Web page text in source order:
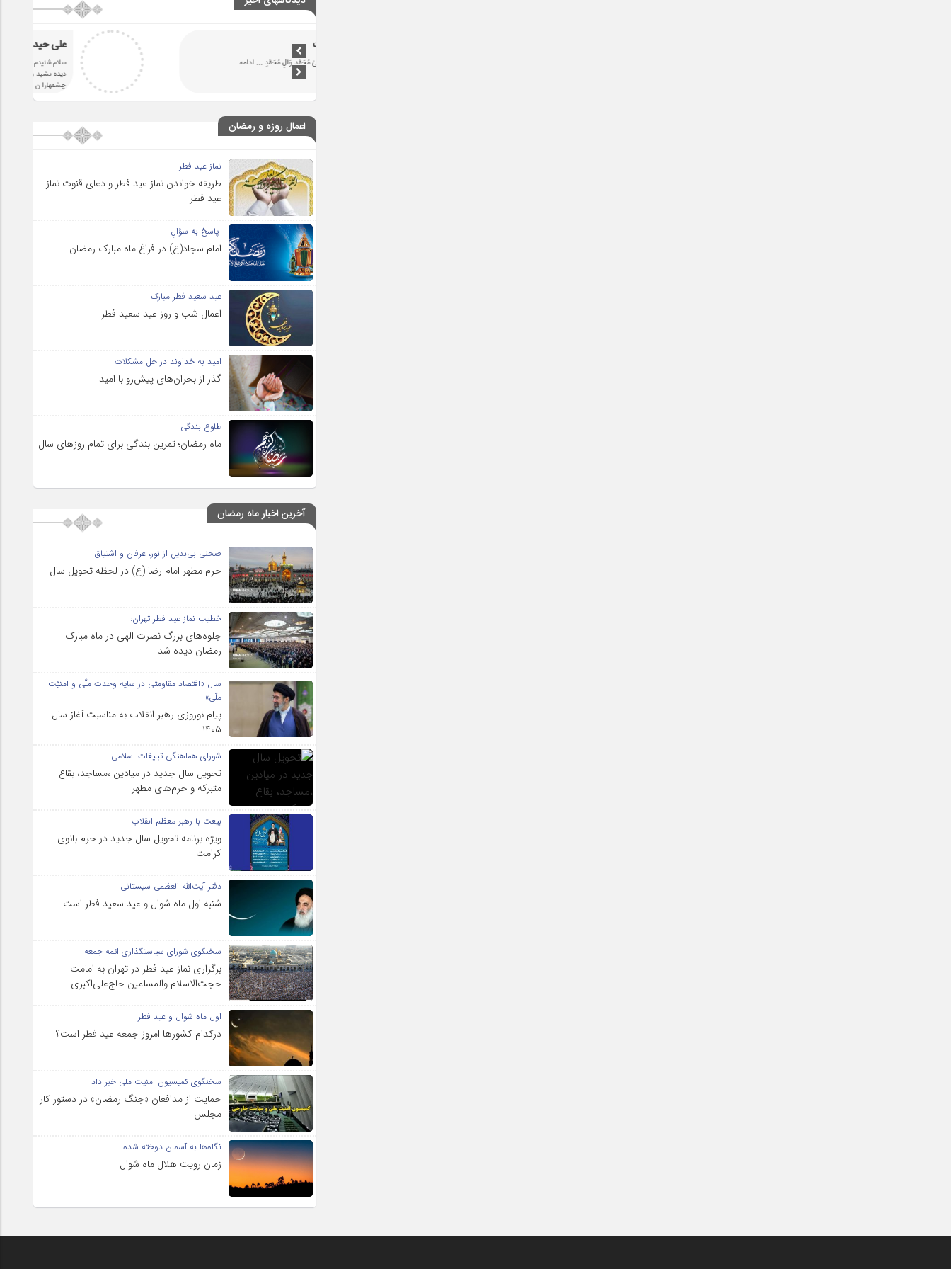
اللَّٰهُمَّ صَلِّ عَلَىٰ مُحَمَّدٍ وَآلِ مُحَمَّدٍ
اعمال روزه و رمضان
نماز عید فطر
طریقه خواندن نماز عید فطر و دعای قنوت نماز
عید فطر
پاسخ به سؤالِ
امام سجاد(ع) در فراغ ماه مبارک رمضان
عید سعید فطر مبارک
اعمال شب و روز عید سعید فطر
امید به خداوند در حل مشکلات
گذر از بحران‌های پیش‌رو با امید
طلوع بندگی
ماه رمضان؛ تمرین بندگی برای تمام روزهای سال
آخرین اخبار ماه رمضان
صحنی بی‌بدیل از نور، عرفان و اشتیاق
حرم مطهر امام رضا (ع) در لحظه تحویل سال
خطیب نماز عید فطر تهران:
جلوه‌های بزرگ نصرت الهی در ماه مبارک
رمضان دیده شد
سال «اقتصاد مقاومتی در سایه وحدت ملّی و امنیّت
ملّی»
پیام نوروزی رهبر انقلاب به مناسبت آغاز سال
۱۴۰۵
شورای هماهنگی تبلیغات اسلامی
تحویل سال‌ جدید در میادین ،مساجد، بقاع
متبرکه‌ و حرم‌های‌ مطهر
بیعت با رهبر معظم انقلاب
ویژه برنامه تحویل سال جدید در حرم بانوی
کرامت
دفتر آیت‌الله العظمی سیستانی
شنبه اول ماه شوال و عید سعید فطر است
سخنگوی شورای سیاستگذاری ائمه جمعه
برگزاری نماز عید فطر در تهران به امامت
حجت‌الاسلام والمسلمین حاج‌علی‌اکبری
اول ماه شوال و عید فطر
درکدام کشورها امروز جمعه عید فطر است؟
سخنگوی کمیسیون امنیت ملی خبر داد
حمایت از مدافعان «جنگ رمضان» در دستور کار
مجلس
نگاه‌ها به آسمان دوخته شده
زمان رویت هلال ماه شوال